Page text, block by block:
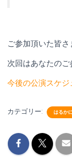
ご参加頂いた皆さ
次回はあなたのご
今後の公演スケジ
カテゴリー: はるか